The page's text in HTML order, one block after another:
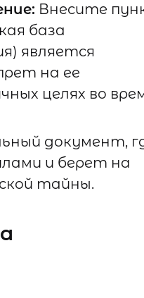
Внесите
база
является
на ее
целях во
документ,
и берет на
тайны.